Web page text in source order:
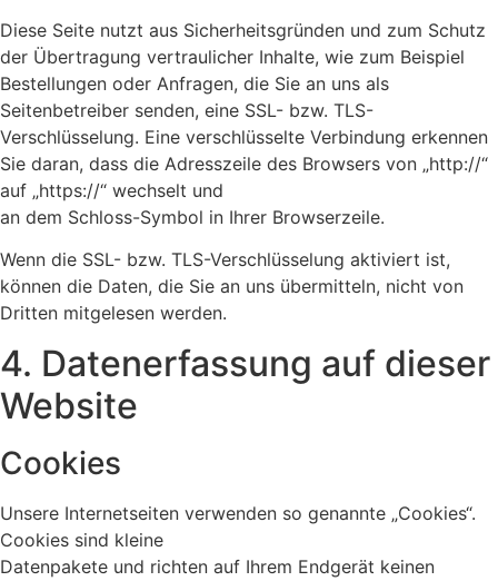
Diese Seite nutzt aus Sicherheitsgründen und zum Schutz
der Übertragung vertraulicher Inhalte, wie zum Beispiel
Bestellungen oder Anfragen, die Sie an uns als
Seitenbetreiber senden, eine SSL- bzw. TLS-
Verschlüsselung. Eine verschlüsselte Verbindung erkennen
Sie daran, dass die Adresszeile des Browsers von „http://“
auf „https://“ wechselt und
an dem Schloss-Symbol in Ihrer Browserzeile.
Wenn die SSL- bzw. TLS-Verschlüsselung aktiviert ist,
können die Daten, die Sie an uns übermitteln, nicht von
Dritten mitgelesen werden.
4. Datenerfassung auf dieser
Website
Cookies
Unsere Internetseiten verwenden so genannte „Cookies“.
Cookies sind kleine
Datenpakete und richten auf Ihrem Endgerät keinen